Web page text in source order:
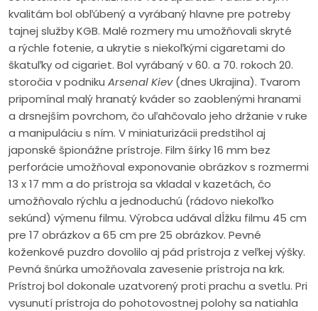
kvalitám bol obľúbený a vyrábaný hlavne pre potreby
tajnej služby KGB. Malé rozmery mu umožňovali skryté
a rýchle fotenie, a ukrytie s niekoľkými cigaretami do
škatuľky od cigariet. Bol vyrábaný v 60. a 70. rokoch 20.
storočia v podniku Arsenal Kiev(dnes Ukrajina). Tvarom
pripomínal malý hranatý kváder so zaoblenými hranami
a drsnejším povrchom, čo uľahčovalo jeho držanie v ruke
a manipuláciu s ním. V miniaturizácii predstihol aj
japonské špionážne prístroje. Film šírky 16 mm bez
perforácie umožňoval exponovanie obrázkov s rozmermi
13 x 17 mm a do prístroja sa vkladal v kazetách, čo
umožňovalo rýchlu a jednoduchú (rádovo niekoľko
sekúnd) výmenu filmu. Výrobca udával dĺžku filmu 45 cm
pre 17 obrázkov a 65 cm pre 25 obrázkov. Pevné
koženkové puzdro dovolilo aj pád prístroja z veľkej výšky.
Pevná šnúrka umožňovala zavesenie prístroja na krk.
Prístroj bol dokonale uzatvorený proti prachu a svetlu. Pri
vysunutí prístroja do pohotovostnej polohy sa natiahla